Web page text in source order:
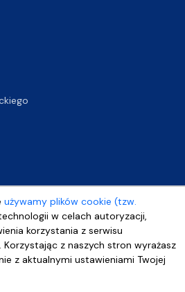
używamy plików cookie (tzw.
w celach autoryzacji,
korzystania z serwisu
z naszych stron wyrażasz
z aktualnymi ustawieniami Twojej